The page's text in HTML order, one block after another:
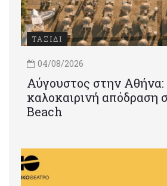
ΤΑΞΙΔΙ
04/08/2026
Αύγουστος στην
καλοκαιρινή απόδραση
Beach